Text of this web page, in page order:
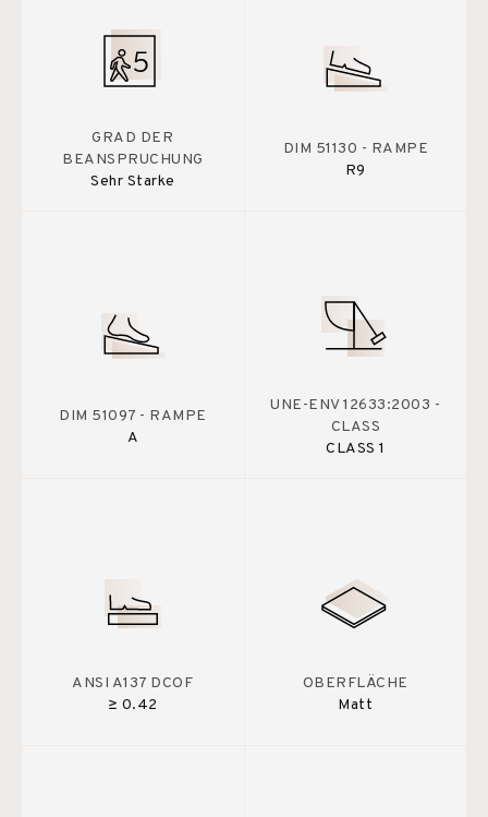
GRAD DER
BEANSPRUCHUNG
Sehr Starke
DIM 51130 - RAMPE
R9
DIM 51097 - RAMPE
A
UNE-ENV 12633:2003 -
CLASS
CLASS 1
ANSI A137 DCOF
≥ 0.42
OBERFLÄCHE
Matt